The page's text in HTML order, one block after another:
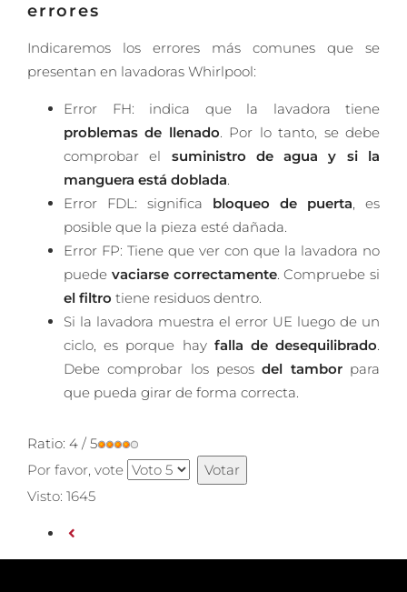
errores
Indicaremos los errores más comunes que se
presentan en lavadoras Whirlpool:
Error FH: indica que la lavadora tiene
problemas de llenado. Por lo tanto, se debe
comprobar el suministro de agua y si la
manguera está doblada.
Error FDL: significa bloqueo de puerta, es
posible que la pieza esté dañada.
Error FP: Tiene que ver con que la lavadora no
puede vaciarse correctamente. Compruebe si
el filtro tiene residuos dentro.
Si la lavadora muestra el error UE luego de un
ciclo, es porque hay falla de desequilibrado.
Debe comprobar los pesosdel tamborpara
que pueda girar de forma correcta.
Ratio: 4 /5
Por favor, vote
Visto: 1645